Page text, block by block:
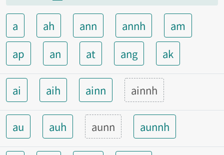
a ah ann annh
am
ap
an at ang ak
ai aih ainn ainnh
au auh aunn aunnh